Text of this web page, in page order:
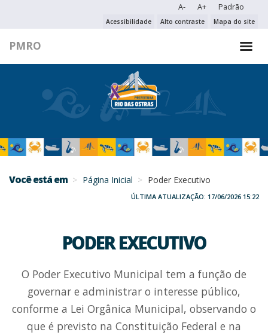
A- A+ Padrão
Acessibilidade Alto contraste Mapa do site
PMRO
PESQUISAR NO PORTAL
PESQUISAR
Você está em Página Inicial Poder Executivo
ÚLTIMA ATUALIZAÇÃO: 17/06/2026 15:22
PODER EXECUTIVO
O Poder Executivo Municipal tem a função de
governar e administrar o interesse público,
conforme a Lei Orgânica Municipal, observando o
que é previsto na Constituição Federal e na